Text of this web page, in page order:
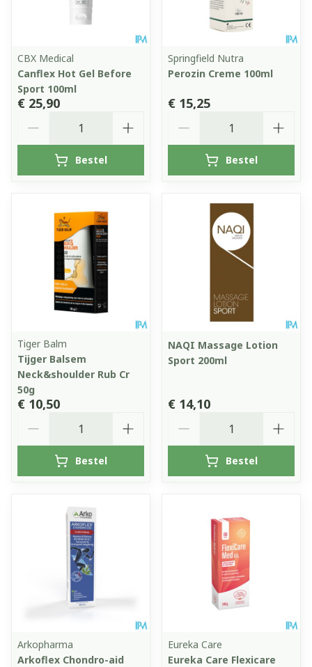
CBX Medical
Canflex Hot Gel Before
Sport 100ml
€ 25,90
Bestel
Springfield Nutra
Perozin Creme 100ml
€ 15,25
Bestel
Tiger Balm
Tijger Balsem
Neck&shoulder Rub Cr
50g
€ 10,50
Bestel
NAQI Massage Lotion
Sport 200ml
€ 14,10
Bestel
Arkopharma
Arkoflex Chondro-aid
Eureka Care
Eureka Care Flexicare